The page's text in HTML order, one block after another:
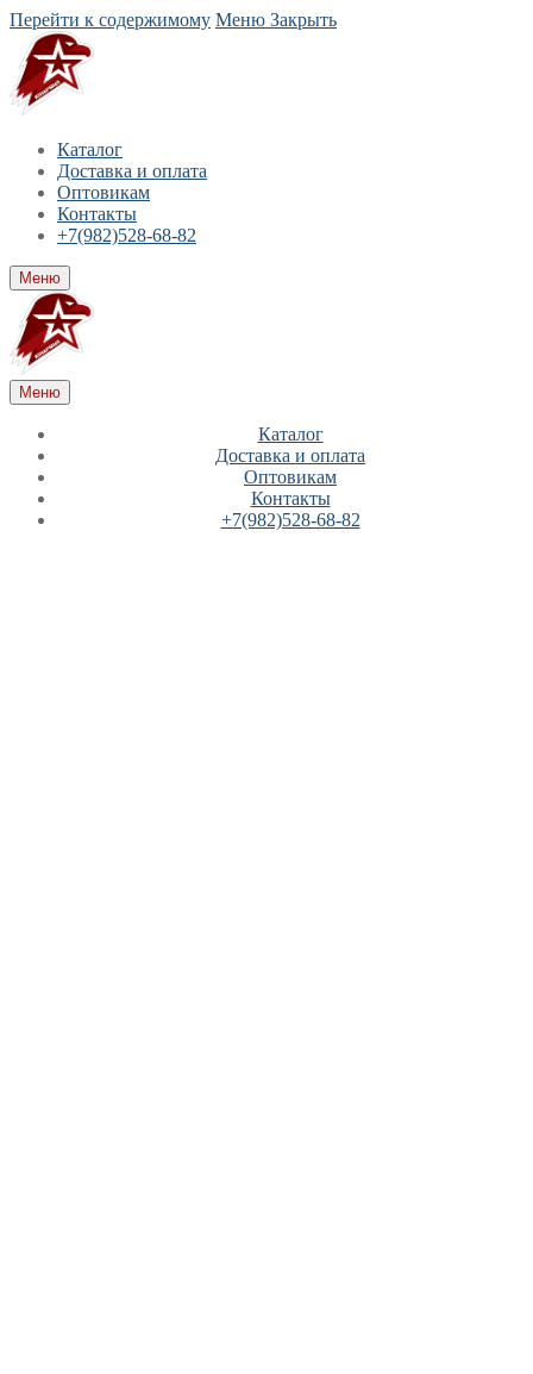
Перейти к содержимому Меню Закрыть
Каталог
Доставка и оплата
Оптовикам
Контакты
+7(982)528-68-82
Меню
Меню
Каталог
Доставка и оплата
Оптовикам
Контакты
+7(982)528-68-82